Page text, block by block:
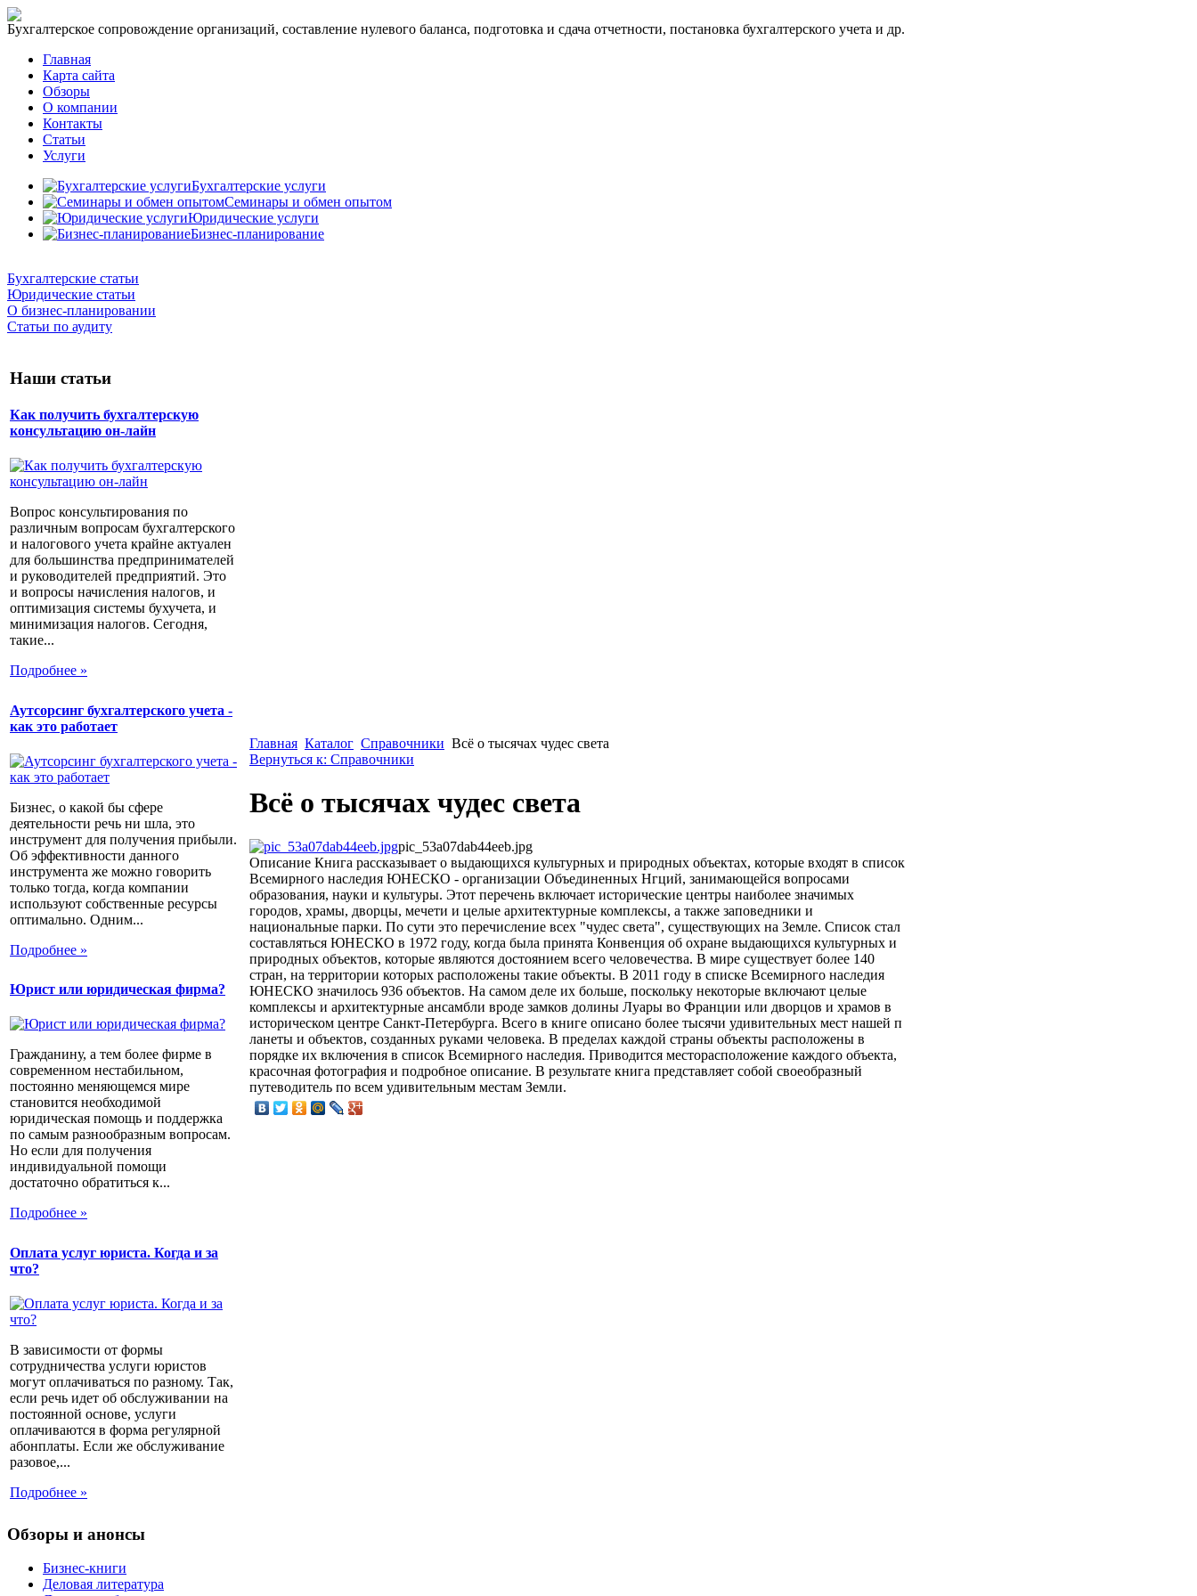
Бухгалтерское сопровождение организаций, составление нулевого баланса, подготовка и сдача отчетности, постановка бухгалтерского учета и др.
Главная
Карта сайта
Обзоры
О компании
Контакты
Статьи
Услуги
Бухгалтерские услуги
Семинары и обмен опытом
Юридические услуги
Бизнес-планирование
Бухгалтерские статьи
Юридические статьи
О бизнес-планировании
Статьи по аудиту
Наши статьи
Как получить бухгалтерскую
консультацию он-лайн
Вопрос консультирования по
различным вопросам бухгалтерского
и налогового учета крайне актуален
для большинства предпринимателей
и руководителей предприятий. Это
и вопросы начисления налогов, и
оптимизация системы бухучета, и
минимизация налогов. Сегодня,
такие...
Подробнее »
Аутсорсинг бухгалтерского учета -
как это работает
Бизнес, о какой бы сфере
деятельности речь ни шла, это
инструмент для получения прибыли.
Об эффективности данного
инструмента же можно говорить
только тогда, когда компании
используют собственные ресурсы
оптимально. Одним...
Подробнее »
Юрист или юридическая фирма?
Гражданину, а тем более фирме в
современном нестабильном,
постоянно меняющемся мире
становится необходимой
юридическая помощь и поддержка
по самым разнообразным вопросам.
Но если для получения
индивидуальной помощи
достаточно обратиться к...
Подробнее »
Оплата услуг юриста. Когда и за
что?
В зависимости от формы
сотрудничества услуги юристов
могут оплачиваться по разному. Так,
если речь идет об обслуживании на
постоянной основе, услуги
оплачиваются в форма регулярной
абонплаты. Если же обслуживание
разовое,...
Подробнее »
Главная Каталог Справочники Всё о тысячах чудес света
Вернуться к: Справочники
Всё о тысячах чудес света
pic_53a07dab44eeb.jpg
Описание Книга рассказывает о выдающихся культурных и природных объектах, которые входят в список
Всемирного наследия ЮНЕСКО - организации Объединенных Нгций, занимающейся вопросами
образования, науки и культуры. Этот перечень включает исторические центры наиболее значимых
городов, храмы, дворцы, мечети и целые архитектурные комплексы, а также заповедники и
национальные парки. По сути это перечисление всех "чудес света", существующих на Земле. Список стал
составляться ЮНЕСКО в 1972 году, когда была принята Конвенция об охране выдающихся культурных и
природных объектов, которые являются достоянием всего человечества. В мире существует более 140
стран, на территории которых расположены такие объекты. В 2011 году в списке Всемирного наследия
ЮНЕСКО значилось 936 объектов. На самом деле их больше, поскольку некоторые включают целые
комплексы и архитектурные ансамбли вроде замков долины Луары во Франции или дворцов и храмов в
историческом центре Санкт-Петербурга. Всего в книге описано более тысячи удивительных мест нашей п
ланеты и объектов, созданных руками человека. В пределах каждой страны объекты расположены в
порядке их включения в список Всемирного наследия. Приводится месторасположение каждого объекта,
красочная фотография и подробное описание. В результате книга представляет собой своеобразный
путеводитель по всем удивительным местам Земли.
Обзоры и анонсы
Бизнес-книги
Деловая литература